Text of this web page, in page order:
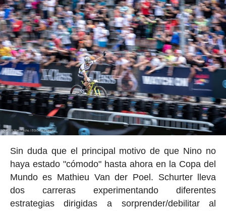
Sin duda que el principal motivo de que Nino no
haya estado "cómodo" hasta ahora en la Copa del
Mundo es Mathieu Van der Poel. Schurter lleva
dos carreras experimentando diferentes
estrategias dirigidas a sorprender/debilitar al